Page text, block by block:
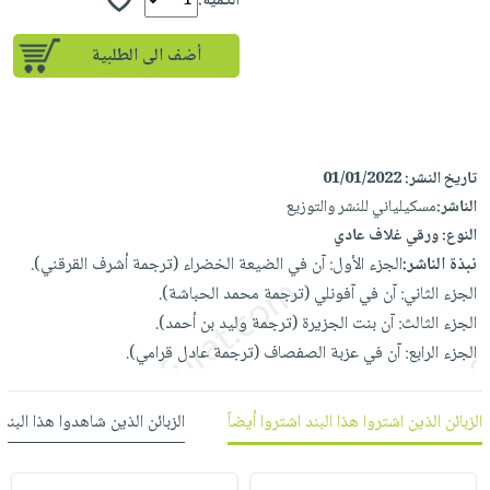
English
books
طرحها
تحميل
iKitab
على
Android
تحميل
Apple
على
Android
تحميل
masmu3
على
Apple
تعليمية
صندوق
القراءة
جوائز
جديد
الكل
أجهزة
العناية
الشخصية
العناية
العناية
بالجسم
المطبخ
والسفرة
جديد
الكل
أواني
الطهي
متجر
الهدايا
أقسام
أضف الى الطلبية
تاريخ النشر:01/01/2022
الناشر:مسكيلياني للنشر والتوزيع
النوع:ورقي غلاف عادي
نبذة الناشر:الجزء الأول: آن في الضيعة الخضراء (ترجمة أشرف القرقني).
الجزء الثاني: آن في آفونلي (ترجمة محمد الحباشة).
الجزء الثالث: آن بنت الجزيرة (ترجمة وليد بن أحمد).
الجزء الرابع: آن في عزبة الصفصاف (ترجمة عادل قرامي).
الزبائن الذين اشتروا هذا البند اشتروا أيضاً الزبائن الذين شاهدوا هذا